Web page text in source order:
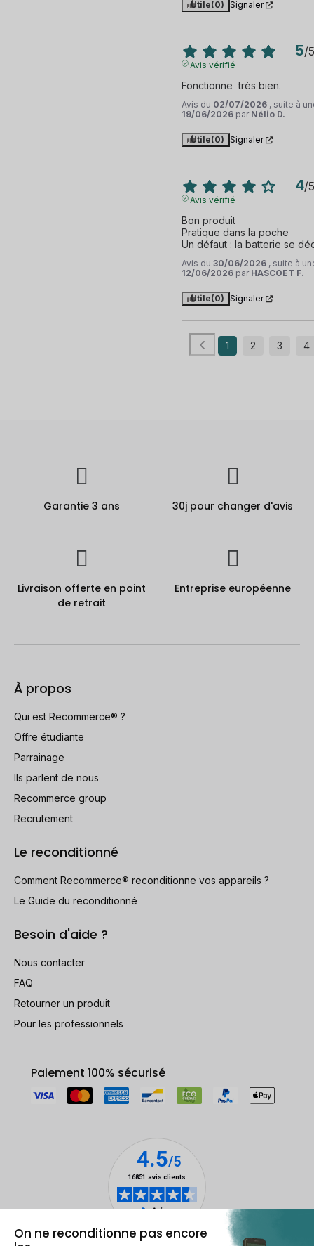
Utile(0) Signaler
5/5
Avis vérifié
Fonctionne  très bien.
Avis du 02/07/2026 , suite à
19/06/2026 par Nélio D.
Utile(0) Signaler
4/5
Avis vérifié
Bon produit
Pratique dans la poche
Un défaut : la batterie se
Avis du 30/06/2026 , suite à
12/06/2026 par HASCOET F.
Utile(0) Signaler
1 2 3 4
Garantie 3 ans 30j pour changer d'avis
Livraison offerte en point
de retrait
Entreprise européenne
À propos
Qui est Recommerce® ?
Offre étudiante
Parrainage
Ils parlent de nous
Recommerce group
Recrutement
Le reconditionné
Comment Recommerce® reconditionne vos appareils ?
Le Guide du reconditionné
Besoin d'aide ?
Nous contacter
FAQ
Retourner un produit
Pour les professionnels
Paiement 100% sécurisé